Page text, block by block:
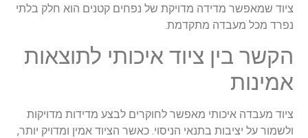
ציוד שמאפשר מדידה מדויקת של נפחים קטנים הוא חלק בלתי
נפרד מכל מעבדה מתקדמת.
הקשר בין ציוד איכותי לתוצאות
אמינות
ציוד מעבדה איכותי מאפשר לחוקרים לבצע מדידות מדויקות
ולשמור על יציבות בתנאי הניסוי. כאשר הציוד אמין ומדויק יותר,